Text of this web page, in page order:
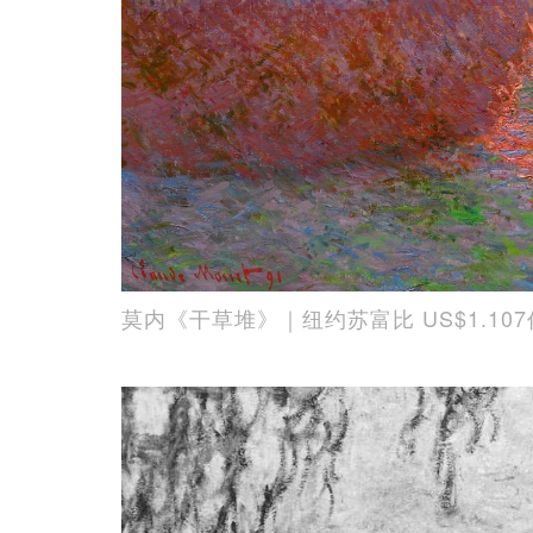
莫内《干草堆》｜纽约苏富比